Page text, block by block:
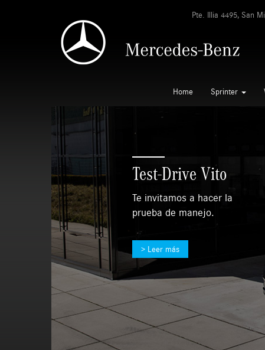
Pte. Illia 4495, San
Home Sprinter
Mercedes-Benz
Camiones y Buses
Argentina inauguró
el Centro Industrial
Zárate
Albergará la producción de
los camiones Atego y Accelo,
así como de los chasis de
buses OH y OF